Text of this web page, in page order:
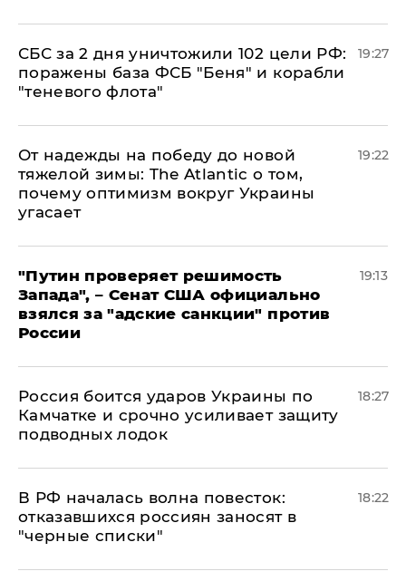
СБС за 2 дня уничтожили 102 цели РФ:
поражены база ФСБ "Беня" и корабли
"теневого флота"
19:27
От надежды на победу до новой
тяжелой зимы: The Atlantic о том,
почему оптимизм вокруг Украины
угасает
19:22
"Путин проверяет решимость
Запада", – Сенат США официально
взялся за "адские санкции" против
России
19:13
Россия боится ударов Украины по
Камчатке и срочно усиливает защиту
подводных лодок
18:27
​В РФ началась волна повесток:
отказавшихся россиян заносят в
"черные списки"
18:22